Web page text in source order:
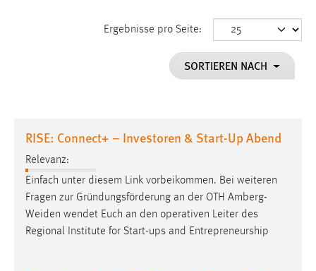
Ergebnisse pro Seite:
SORTIEREN NACH
RISE: Connect+ – Investoren & Start-Up Abend
Relevanz:
Einfach unter diesem Link vorbeikommen. Bei weiteren
Fragen zur Gründungsförderung an der OTH Amberg-
Weiden wendet Euch an den operativen Leiter des
Regional Institute for Start-ups and Entrepreneurship
Cookie Laufzeit:
staticfilecache
Zweck:
Für performante Seitenauslieferung wird in diesem Cookie
gespeichert, ob man eingeloggt ist.
Sprachpräferenz